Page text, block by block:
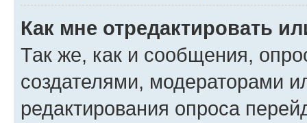
Как мне отредактировать
Так же, как и сообщения,
создателями, модераторами
редактирования опроса